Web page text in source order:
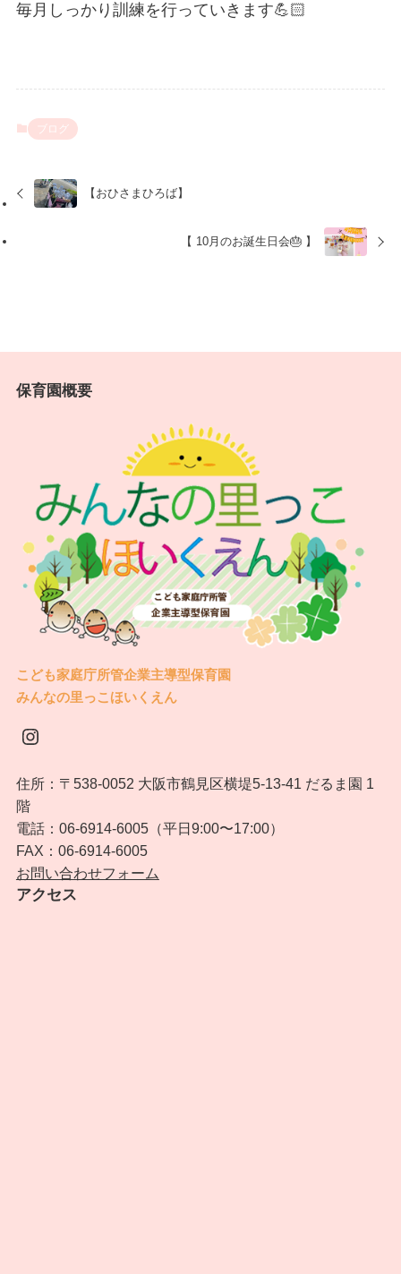
毎月しっかり訓練を行っていきます💪🏻
ブログ
【おひさまひろば】
【 10月のお誕生日会🎂 】
保育園概要
こども家庭庁所管企業主導型保育園
みんなの里っこほいくえん
Instagram
住所：〒538-0052 大阪市鶴見区横堤5-13-41 だるま園 1
階
電話：06-6914-6005（平日9:00〜17:00）
FAX：06-6914-6005
お問い合わせフォーム
アクセス